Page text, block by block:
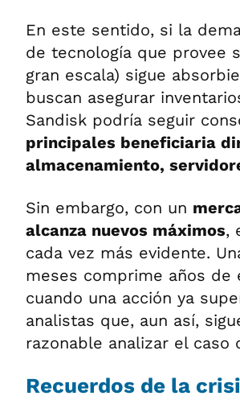
En este sentido, si la
de tecnología que provee
gran escala) sigue
buscan asegurar
Sandisk podría seguir
principales beneficiaria
almacenamiento,
Sin embargo, con un
alcanza nuevos máximos,
cada vez más evidente.
meses comprime años de
cuando una acción ya
analistas que, aun así,
razonable analizar el caso
Recuerdos de la